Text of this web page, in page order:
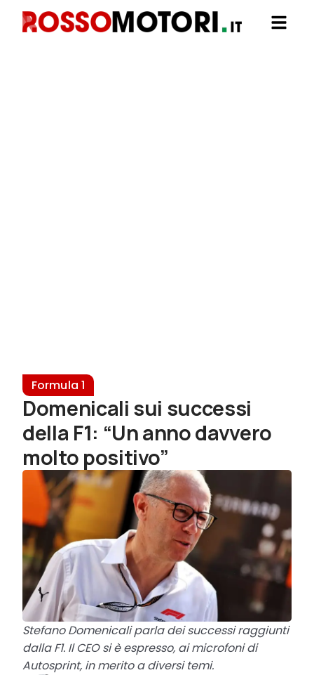
Formula 1
Domenicali sui successi
della F1: “Un anno davvero
molto positivo”
Stefano Domenicali parla dei successi raggiunti
dalla F1. Il CEO si è espresso, ai microfoni di
Autosprint, in merito a diversi temi.